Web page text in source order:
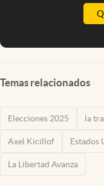
Temas relacionados
Elecciones 2025 la
Axel Kicillof Estados
La Libertad Avanza